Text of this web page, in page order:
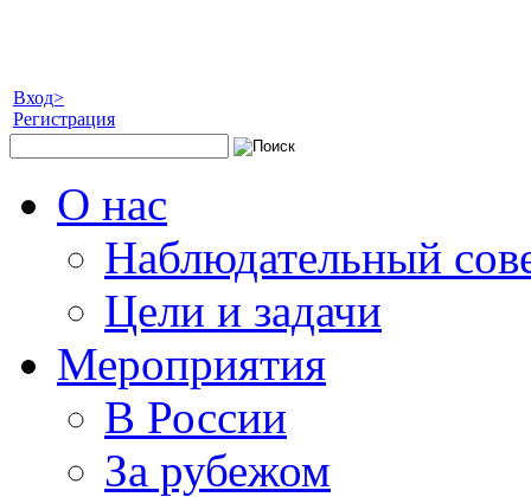
Вход>
Регистрация
О нас
Наблюдательный
Цели и задачи
Мероприятия
В России
За рубежом